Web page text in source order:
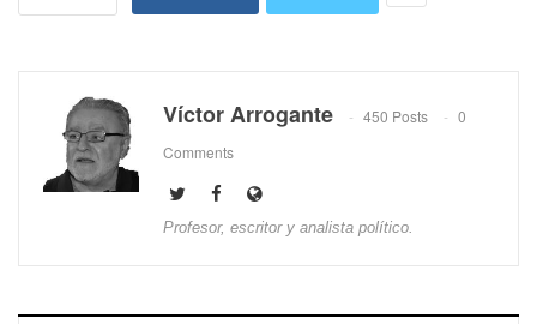
Víctor Arrogante 450 Posts
0
Comments
Profesor, escritor y analista político.